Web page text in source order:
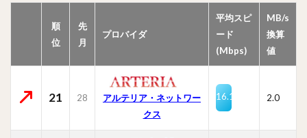
順
位
先
月
プロバイダ
平均スピ
ード
(Mbps)
MB/s
換算
値
21 28
アルテリア・ネットワー
クス
16.1 2.0